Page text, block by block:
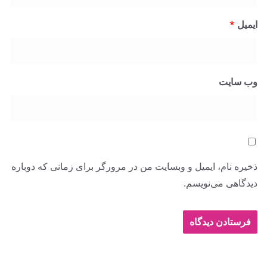
ایمیل *
وب‌ سایت
ذخیره نام، ایمیل و وبسایت من در مرورگر برای زمانی که دوباره
دیدگاهی می‌نویسم.